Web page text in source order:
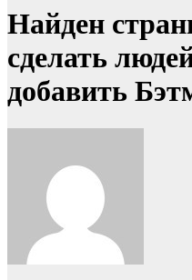
Найден
сделать
добавить